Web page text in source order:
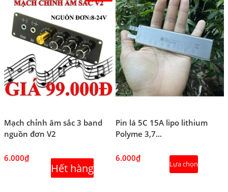
Mạch chỉnh âm sắc 3 band
nguồn đơn V2
6.000₫
Hết hàng
Pin lá 5C 15A lipo lithium
Polyme 3,7...
6.000₫
Lựa chọn